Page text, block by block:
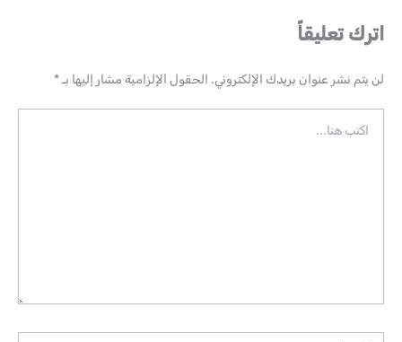
اترك تعليقاً
لن يتم نشر عنوان بريدك الإلكتروني. الحقول الإلزامية مشار إليها بـ*
هنا...